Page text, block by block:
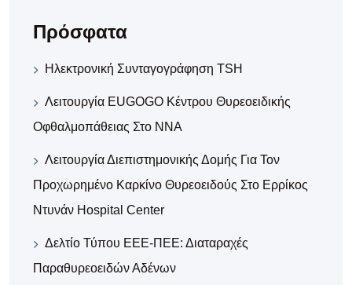
Πρόσφατα
Ηλεκτρονική Συνταγογράφηση TSH
Λειτουργία EUGOGO Κέντρου Θυρεοειδικής
Οφθαλμοπάθειας Στο ΝΝΑ
Λειτουργία Διεπιστημονικής Δομής Για Τον
Προχωρημένο Καρκίνο Θυρεοειδούς Στο Ερρίκος
Ντυνάν Hospital Center
Δελτίο Τύπου ΕΕΕ-ΠΕΕ: Διαταραχές
Παραθυρεοειδών Αδένων